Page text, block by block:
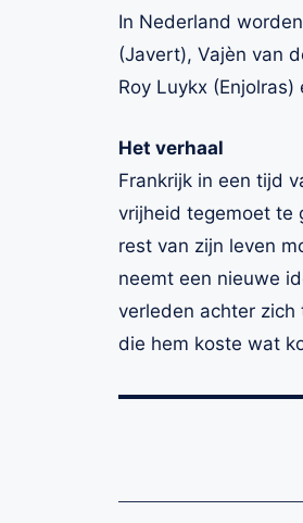
In Nederland
(Javert), Vajèn van
Roy Luykx
Het verhaal
Frankrijk in een tijd
vrijheid tegemoet te
rest van zijn leven
neemt een nieuwe
verleden achter
die hem koste wat